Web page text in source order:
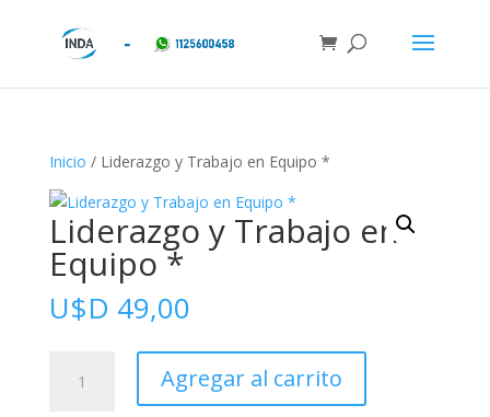
Inicio / Liderazgo y Trabajo en Equipo *
Liderazgo y Trabajo en
Equipo *
U$D 49,00
Agregar al carrito